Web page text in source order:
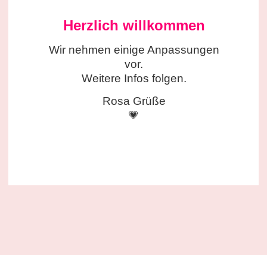
Herzlich willkommen
Wir nehmen einige Anpassungen
vor.
Weitere Infos folgen.
Rosa Grüße
💗